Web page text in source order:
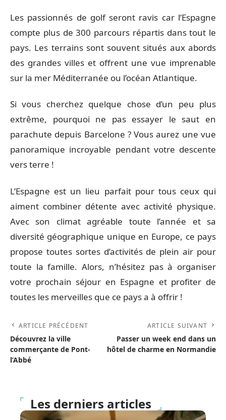
Les passionnés de golf seront ravis car l’Espagne
compte plus de 300 parcours répartis dans tout le
pays. Les terrains sont souvent situés aux abords
des grandes villes et offrent une vue imprenable
sur la mer Méditerranée ou l’océan Atlantique.
Si vous cherchez quelque chose d’un peu plus
extrême, pourquoi ne pas essayer le saut en
parachute depuis Barcelone ? Vous aurez une vue
panoramique incroyable pendant votre descente
vers terre !
L’Espagne est un lieu parfait pour tous ceux qui
aiment combiner détente avec activité physique.
Avec son climat agréable toute l’année et sa
diversité géographique unique en Europe, ce pays
propose toutes sortes d’activités de plein air pour
toute la famille. Alors, n’hésitez pas à organiser
votre prochain séjour en Espagne et profiter de
toutes les merveilles que ce pays a à offrir !
ARTICLE PRÉCÉDENT
Découvrez la ville
commerçante de Pont-
l’Abbé
ARTICLE SUIVANT
Passer un week end dans un
hôtel de charme en Normandie
Les derniers articles